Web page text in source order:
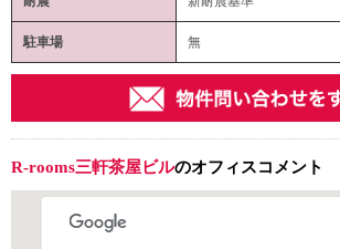
駐車場 無
R-rooms三軒茶屋ビルのオフィスコメント